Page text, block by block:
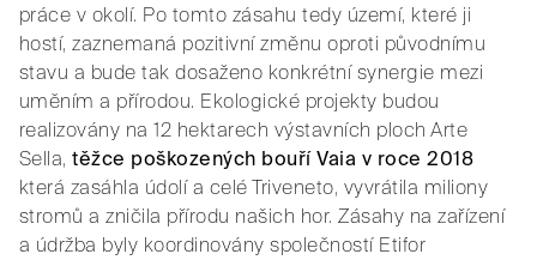
práce v okolí. Po tomto zásahu tedy území, které ji
hostí, zaznemaná pozitivní změnu oproti původnímu
stavu a bude tak dosaženo konkrétní synergie mezi
uměním a přírodou. Ekologické projekty budou
realizovány na 12 hektarech výstavních ploch Arte
Sella,těžce poškozených bouří Vaia v roce 2018
která zasáhla údolí a celé Triveneto, vyvrátila miliony
stromů a zničila přírodu našich hor. Zásahy na zařízení
a údržba byly koordinovány společností Etifor